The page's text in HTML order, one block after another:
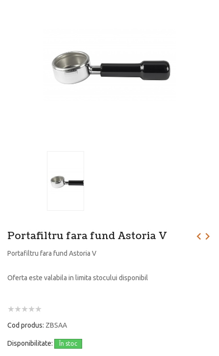
Portafiltru fara fund Astoria V
Portafiltru fara fund Astoria V
Oferta este valabila in limita stocului disponibil
Cod produs: ZBSAA
Disponibilitate: În stoc